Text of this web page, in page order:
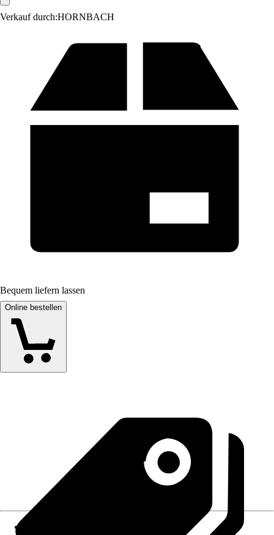
Verkauf durch:HORNBACH
Bequem liefern lassen
Online bestellen